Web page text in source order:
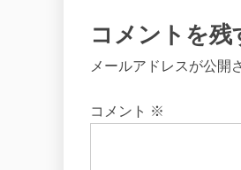
コメントを残
メールアドレスが公開
コメント ※